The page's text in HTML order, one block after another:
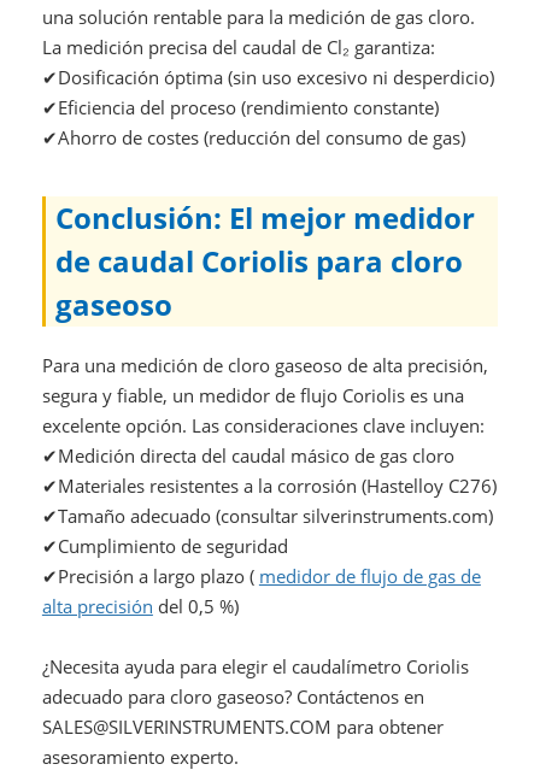
una solución rentable para la medición de gas cloro.
La medición precisa del caudal de Cl₂ garantiza:
✔Dosificación óptima (sin uso excesivo ni desperdicio)
✔Eficiencia del proceso (rendimiento constante)
✔Ahorro de costes (reducción del consumo de gas)
Conclusión: El mejor medidor
de caudal Coriolis para cloro
gaseoso
Para una medición de cloro gaseoso de alta precisión,
segura y fiable, un medidor de flujo Coriolis es una
excelente opción. Las consideraciones clave incluyen:
✔Medición directa del caudal másico de gas cloro
✔Materiales resistentes a la corrosión (Hastelloy C276)
✔Tamaño adecuado (consultar silverinstruments.com)
✔Cumplimiento de seguridad
✔Precisión a largo plazo ( medidor de flujo de gas de
alta precisión del 0,5 %)
¿Necesita ayuda para elegir el caudalímetro Coriolis
adecuado para cloro gaseoso? Contáctenos en
SALES@SILVERINSTRUMENTS.COM para obtener
asesoramiento experto.